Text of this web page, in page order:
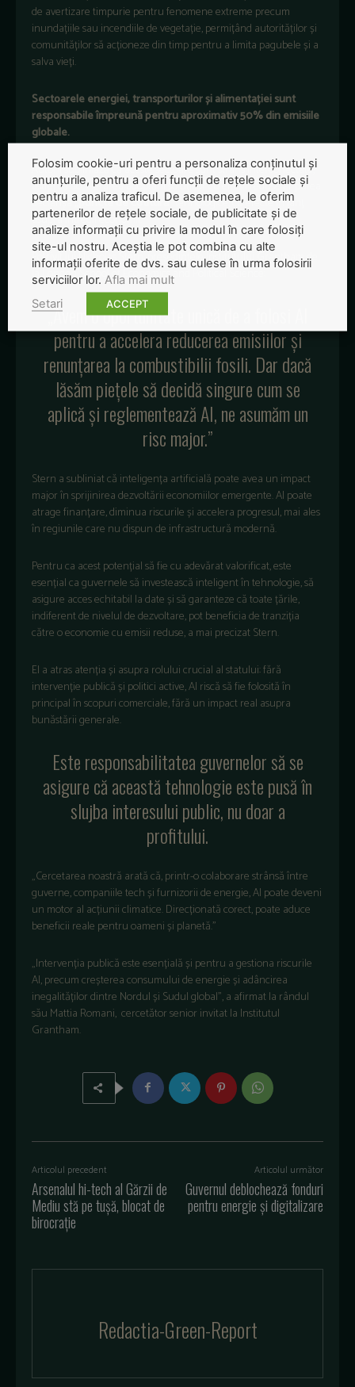
de avertizare timpurie pentru fenomene extreme precum
inundațiile sau incendiile de vegetație, permițând autorităților și
comunităților să acționeze din timp pentru a limita pagubele și a
salva vieți.
Sectoarele energiei, transporturilor și alimentației sunt
responsabile împreună pentru aproximativ 50% din emisiile
globale.
Autorii subliniază că aceste sectoare sunt strâns interconectate,
astfel că accelerarea adoptării soluțiilor cu emisii reduse ar putea
declanșa„puncte de cotitură”tehnologice, cu efecte în lanț
asupra întregii economii.
Potrivit lui Nicholas Stern, președintele Institutului Grantham de
la London School of Economics and Political Science:
„Avem o oportunitate unică de a folosi AI
pentru a accelera reducerea emisiilor și
renunțarea la combustibilii fosili. Dar dacă
lăsăm piețele să decidă singure cum se
aplică și reglementează AI, ne asumăm un
risc major.”
Stern a subliniat că inteligența artificială poate avea un impact
major în sprijinirea dezvoltării economiilor emergente. AI poate
atrage finanțare, diminua riscurile și accelera progresul, mai ales
în regiunile care nu dispun de infrastructură modernă.
Pentru ca acest potențial să fie cu adevărat valorificat, este
esențial ca guvernele să investească inteligent în tehnologie, să
asigure acces echitabil la date și să garanteze că toate țările,
indiferent de nivelul de dezvoltare, pot beneficia de tranziția
către o economie cu emisii reduse, a mai precizat Stern.
El a atras atenția și asupra rolului crucial al statului: fără
intervenție publică și politici active, AI riscă să fie folosită în
principal în scopuri comerciale, fără un impact real asupra
bunăstării generale.
Este responsabilitatea guvernelor să se
asigure că această tehnologie este pusă în
slujba interesului public, nu doar a
profitului.
„Cercetarea noastră arată că, printr-o colaborare strânsă între
guverne, companiile tech și furnizorii de energie, AI poate deveni
un motor al acțiunii climatice. Direcționată corect, poate aduce
beneficii reale pentru oameni și planetă.”
„Intervenția publică este esențială și pentru a gestiona riscurile
AI, precum creșterea consumului de energie și adâncirea
inegalităților dintre Nordul și Sudul global”, a afirmat la rândul
său Mattia Romani, cercetător senior invitat la Institutul
Grantham.
Articolul precedent
Arsenalul hi-tech al Gărzii de
Mediu stă pe tușă, blocat de
birocrație
Articolul următor
Guvernul deblochează fonduri
pentru energie și digitalizare
Redactia-Green-Report
Folosim cookie-uri pentru a personaliza conținutul și
anunțurile, pentru a oferi funcții de rețele sociale și
pentru a analiza traficul. De asemenea, le oferim
partenerilor de rețele sociale, de publicitate și de
analize informații cu privire la modul în care folosiți
site-ul nostru. Aceștia le pot combina cu alte
informații oferite de dvs. sau culese în urma folosirii
serviciilor lor. Afla mai mult
Setari
ACCEPT